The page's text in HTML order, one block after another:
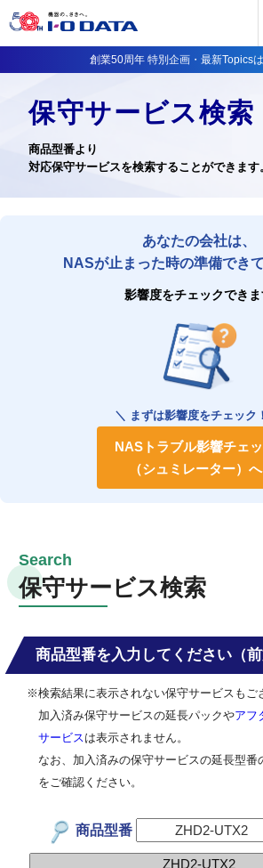
創業50周年 特別企画・最新Topics
保守サービス検索
商品型番より
対応保守サービスを検索することができます
あなたの会社は、
NASが止まった時の準備でき
影響度をチェックでき
＼ まずは影響度をチェック
NASトラブル影響チェ
（シュミレーター）へ
保守サービス検索
商品型番を入力してください（前
※検索結果に表示されない保守サービスもご
加入済み保守サービスの延長パックやアフ
サービス は表示されません。
なお、加入済みの保守サービスの延長型番
をご確認ください。
商品型番